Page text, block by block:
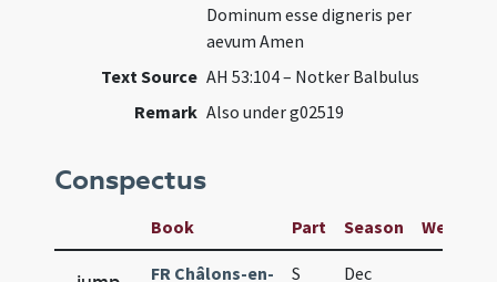
Dominum esse digneris per
aevum Amen
Text Source AH 53:104 – Notker Balbulus
Remark Also under g02519
Conspectus
Book Part Season Week
FR Châlons-en- S Dec